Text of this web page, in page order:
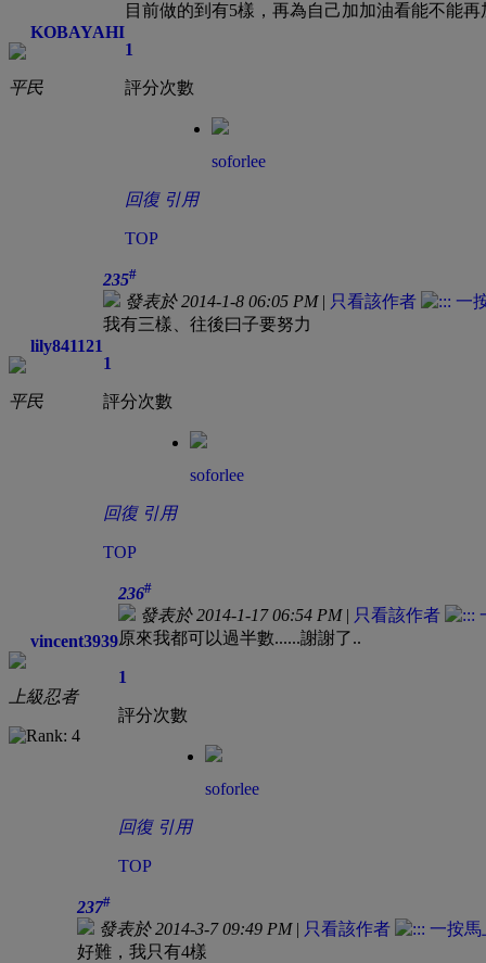
KOBAYAHI
平民
目前做的到有5樣，再為自己加加油看能不能
1
評分次數
soforlee
回復 引用
TOP
lily841121
平民
235#
發表於 2014-1-8 06:05 PM| 只看該作者
我有三樣、往後曰子要努力
1
評分次數
soforlee
回復 引用
TOP
vincent3939
上級忍者
236#
發表於 2014-1-17 06:54 PM| 只看該作者
原來我都可以過半數......謝謝了..
1
評分次數
soforlee
回復 引用
TOP
237#
發表於 2014-3-7 09:49 PM| 只看該作者
好難，我只有4樣